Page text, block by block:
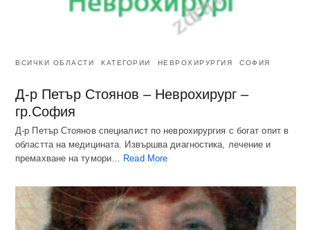
ВСИЧКИ ОБЛАСТИ КАТЕГОРИИ НЕВРОХИРУРГИЯ СОФИЯ
Д-р Петър Стоянов – Неврохирург –
гр.София
Д-р Петър Стоянов специалист по неврохирургия с богат опит в
областта на медицината. Извършва диагностика, лечение и
премахване на тумори…
Read More